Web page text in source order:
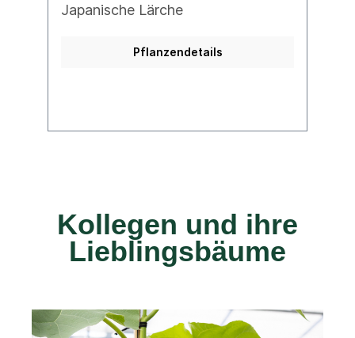
Japanische Lärche
Pflanzendetails
Kollegen und ihre
Lieblingsbäume